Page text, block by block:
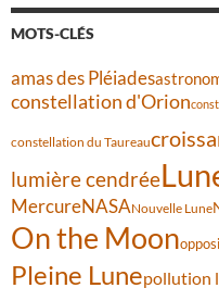
MOTS-CLÉS
amas des Pléiades
constellation d'Orion
constellation du Taureau
lumière cendrée
MercureNASANouvelle Lune
On the Moon
Pleine Lunepollution